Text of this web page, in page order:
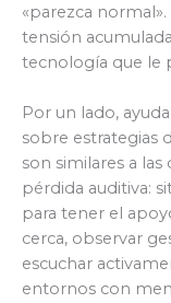
«parezca
tensión
tecnología que le
Por un lado,
sobre estrategias
son similares a
pérdida auditiva:
para tener el
cerca, observar
escuchar
entornos con